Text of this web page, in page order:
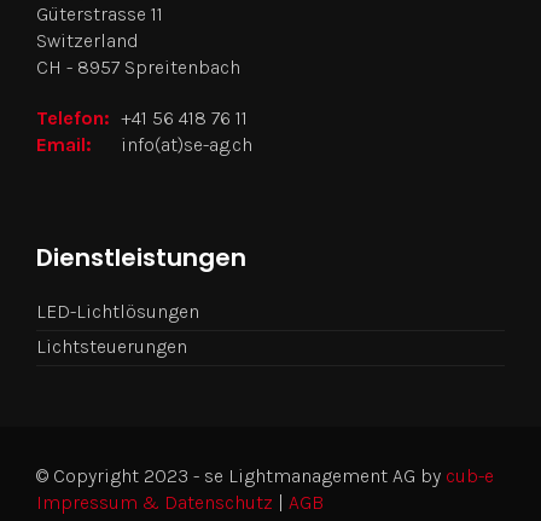
Güterstrasse 11
Switzerland
CH - 8957 Spreitenbach
Telefon: +41 56 418 76 11
Email:
info(at)se-ag.ch
Dienstleistungen
LED-Lichtlösungen
Lichtsteuerungen
© Copyright 2023 - se Lightmanagement AG by cub-e
Impressum & Datenschutz | AGB